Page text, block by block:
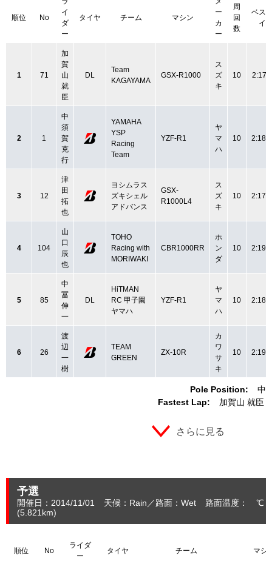
順位 No
イ
ダ
ー
タイヤ チーム マシン
ー
カ
ー
周
回
数
ベス
イ
Pole Position:
中
Fastest Lap:
加賀山 就臣
1 71
加
賀
山
就
臣
DL
Team
KAGAYAMA
GSX-R1000
ス
ズ
キ
10
2 1
中
須
賀
克
行
YAMAHA
YSP
Racing
Team
YZF-R1
ヤ
マ
ハ
10
3 12
津
田
拓
也
ヨシムラス
ズキシェル
アドバンス
GSX-
R1000L4
ス
ズ
キ
10
4 104
山
口
辰
也
TOHO
Racing with
MORIWAKI
CBR1000RR
ホ
ン
ダ
10
5 85
中
冨
伸
一
DL
HiTMAN
RC 甲子園
ヤマハ
YZF-R1
ヤ
マ
ハ
10
6 26
渡
辺
一
樹
TEAM
GREEN
ZX-10R
カ
ワ
サ
キ
10
さらに見る
予選
開催日：2014/11/01 天候：Rain 路面：Wet
路面温度： ℃
(5.821 km)
順位 No
ライダ
ー
タイヤ チーム マシ